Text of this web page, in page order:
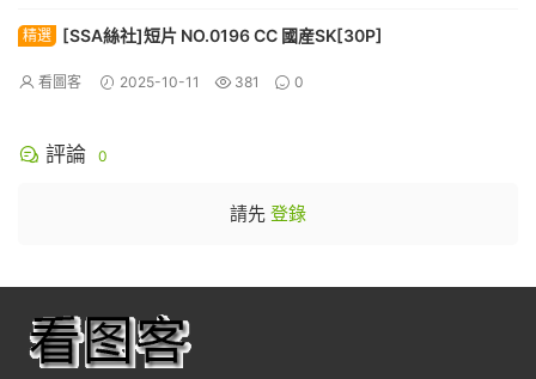
精選 [SSA絲社]短片 NO.0196 CC 國産SK[30P]
看圖客 2025-10-11 381 0
評論 0
請先 登錄